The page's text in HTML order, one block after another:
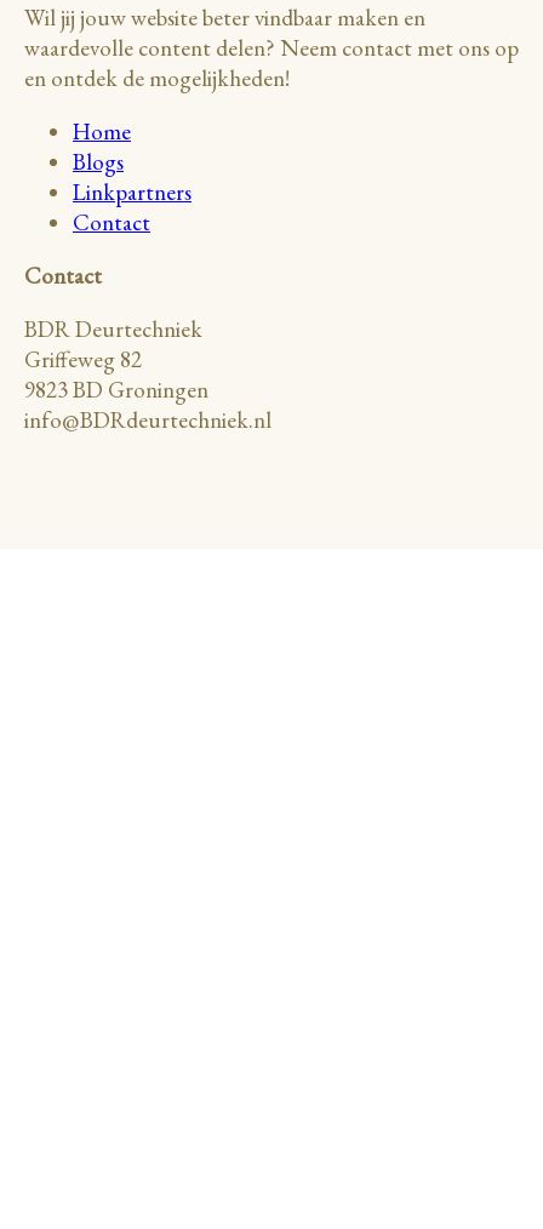
Wil jij jouw website beter vindbaar maken en
waardevolle content delen? Neem contact met ons op
en ontdek de mogelijkheden!
Home
Blogs
Linkpartners
Contact
Contact
BDR Deurtechniek
Griffeweg 82
9823 BD Groningen
info@BDRdeurtechniek.nl